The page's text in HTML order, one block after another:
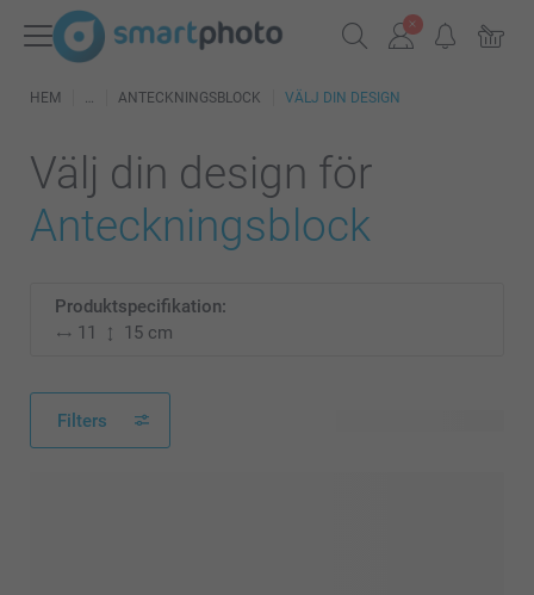
HEM ANTECKNINGSBLOCK VÄLJ DIN DESIGN
Välj din design för
Anteckningsblock
Produktspecifikation:
11
15 cm
Filters